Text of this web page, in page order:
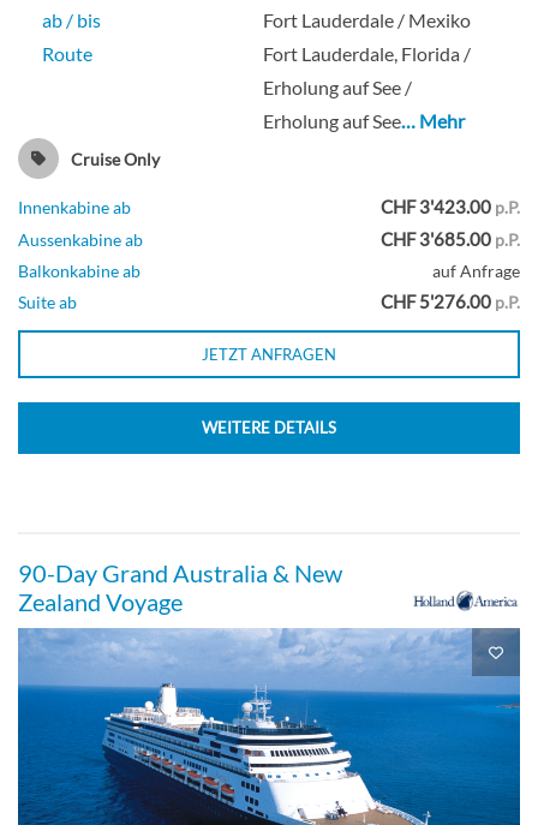
ab / bis
Fort Lauderdale / Mexiko
Route
Fort Lauderdale, Florida /
Erholung auf See /
Erholung auf See… Mehr
Cruise Only
Innenkabine ab CHF 3'423.00 p.P.
Aussenkabine ab
CHF 3'685.00 p.P.
Balkonkabine ab
auf Anfrage
Suite ab
CHF 5'276.00 p.P.
JETZT ANFRAGEN
WEITERE DETAILS
90-Day Grand Australia & New
Zealand Voyage